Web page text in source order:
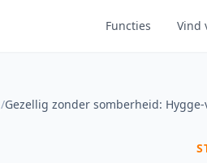
Functies Vind
/